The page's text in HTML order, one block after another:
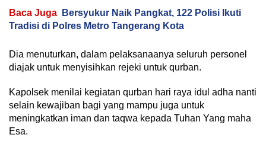
Baca Juga
Bersyukur Naik Pangkat, 122 Polisi Ikuti
Tradisi di Polres Metro Tangerang Kota
Dia menuturkan, dalam pelaksanaanya seluruh personel
diajak untuk menyisihkan rejeki untuk qurban.
Kapolsek menilai kegiatan qurban hari raya idul adha nanti
selain kewajiban bagi yang mampu juga untuk
meningkatkan iman dan taqwa kepada Tuhan Yang maha
Esa.